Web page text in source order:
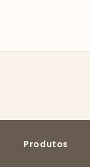
Produtos